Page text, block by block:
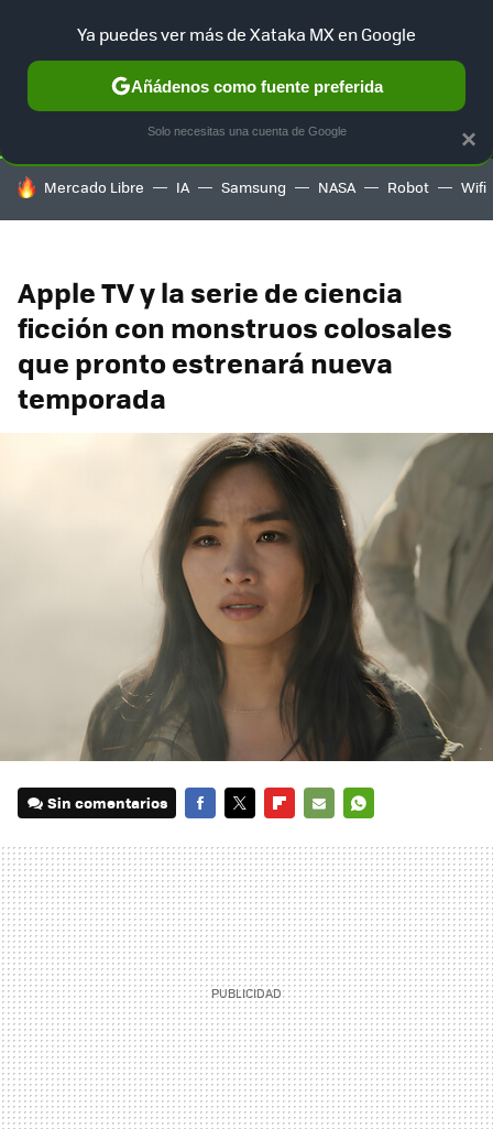
SELECCIÓN GAMING HOME AUTO TERRITORIO
HOY SE HABLA DE
Mercado Libre IA Samsung NASA Robot Wifi
Apple TV y la serie de ciencia
ficción con monstruos colosales
que pronto estrenará nueva
temporada
Sin comentarios
MAIL
×
Ya puedes ver más de Xataka MX en Google
Añádenos como fuente preferida
Solo necesitas una cuenta de Google